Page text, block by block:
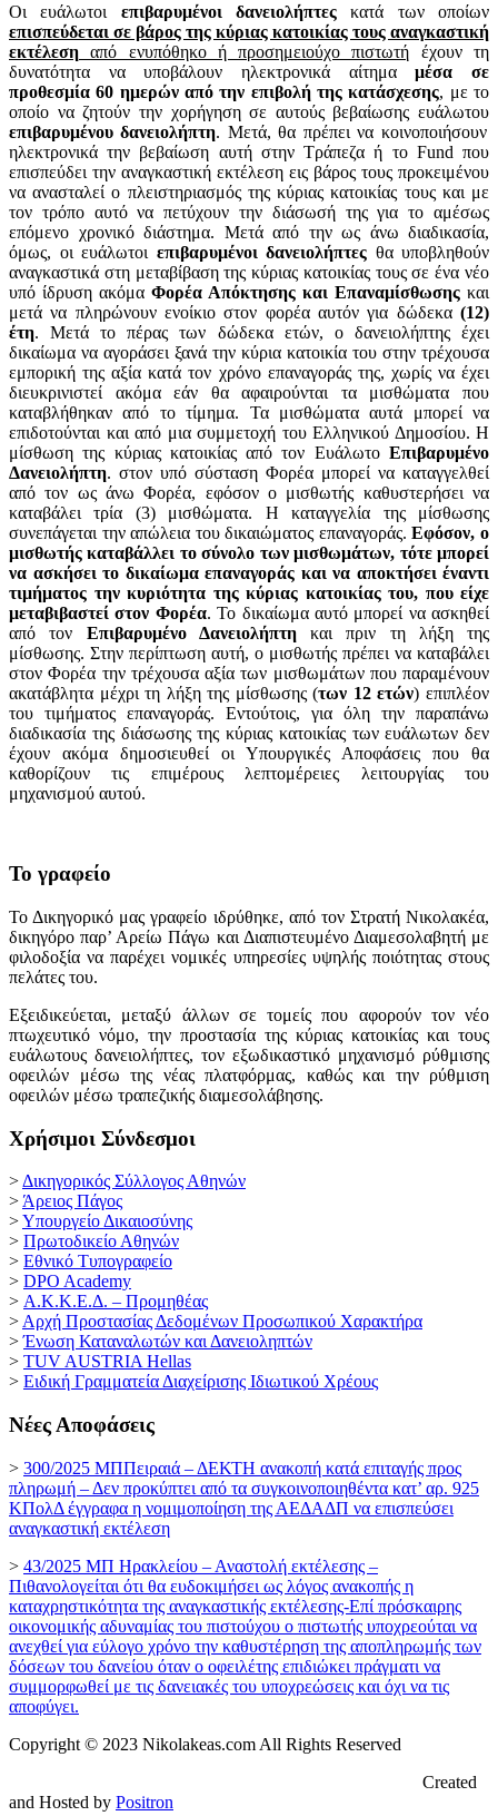
Οι ευάλωτοι επιβαρυμένοι δανειολήπτες κατά των οποίων
επισπεύδεται σε βάρος της κύριας κατοικίας τους αναγκαστική
εκτέλεση από ενυπόθηκο ή προσημειούχο πιστωτή έχουν τη
δυνατότητα να υποβάλουν ηλεκτρονικά αίτημαμέσα σε
προθεσμία 60 ημερών από την επιβολή της κατάσχεσης, με το
οποίο να ζητούν την χορήγηση σε αυτούς βεβαίωσης ευάλωτου
επιβαρυμένου δανειολήπτη. Μετά, θα πρέπει να κοινοποιήσουν
ηλεκτρονικά την βεβαίωση αυτή στην Τράπεζα ή το Fund που
επισπεύδει την αναγκαστική εκτέλεση εις βάρος τους προκειμένου
να ανασταλεί ο πλειστηριασμός της κύριας κατοικίας τους και με
τον τρόπο αυτό να πετύχουν την διάσωσή της για το αμέσως
επόμενο χρονικό διάστημα. Μετά από την ως άνω διαδικασία,
όμως, οι ευάλωτοι επιβαρυμένοι δανειολήπτες θα υποβληθούν
αναγκαστικά στη μεταβίβαση της κύριας κατοικίας τους σε ένα νέο
υπό ίδρυση ακόμα Φορέα Απόκτησης και Επαναμίσθωσης και
μετά να πληρώνουν ενοίκιο στον φορέα αυτόν για δώδεκα (12)
έτη. Μετά το πέρας των δώδεκα ετών, ο δανειολήπτης έχει
δικαίωμα να αγοράσει ξανά την κύρια κατοικία του στην τρέχουσα
εμπορική της αξία κατά τον χρόνο επαναγοράς της, χωρίς να έχει
διευκρινιστεί ακόμα εάν θα αφαιρούνται τα μισθώματα που
καταβλήθηκαν από το τίμημα. Τα μισθώματα αυτά μπορεί να
επιδοτούνται και από μια συμμετοχή του Ελληνικού Δημοσίου. Η
μίσθωση της κύριας κατοικίας από τον Ευάλωτο Επιβαρυμένο
Δανειολήπτη. στον υπό σύσταση Φορέα μπορεί να καταγγελθεί
από τον ως άνω Φορέα, εφόσον ο μισθωτής καθυστερήσει να
καταβάλει τρία (3) μισθώματα. Η καταγγελία της μίσθωσης
συνεπάγεται την απώλεια του δικαιώματος επαναγοράς.Εφόσον, ο
μισθωτής καταβάλλει το σύνολο των μισθωμάτων, τότε μπορεί
να ασκήσει το δικαίωμα επαναγοράς και να αποκτήσει έναντι
τιμήματος την κυριότητα της κύριας κατοικίας του, που είχε
μεταβιβαστεί στον Φορέα. Το δικαίωμα αυτό μπορεί να ασκηθεί
από τον Επιβαρυμένο Δανειολήπτηκαι πριν τη λήξη της
μίσθωσης. Στην περίπτωση αυτή, ο μισθωτής πρέπει να καταβάλει
στον Φορέα την τρέχουσα αξία των μισθωμάτων που παραμένουν
ακατάβλητα μέχρι τη λήξη της μίσθωσης (των 12 ετών) επιπλέον
του τιμήματος επαναγοράς. Εντούτοις, για όλη την παραπάνω
διαδικασία της διάσωσης της κύριας κατοικίας των ευάλωτων δεν
έχουν ακόμα δημοσιευθεί οι Υπουργικές Αποφάσεις που θα
καθορίζουν τις επιμέρους λεπτομέρειες λειτουργίας του
μηχανισμού αυτού.
Το γραφείο
Το Δικηγορικό μας γραφείο ιδρύθηκε, από τον Στρατή Νικολακέα,
δικηγόρο παρ’ Αρείω Πάγω και Διαπιστευμένο Διαμεσολαβητή με
φιλοδοξία να παρέχει νομικές υπηρεσίες υψηλής ποιότητας στους
πελάτες του.
Εξειδικεύεται, μεταξύ άλλων σε τομείς που αφορούν τον νέο
πτωχευτικό νόμο, την προστασία της κύριας κατοικίας και τους
ευάλωτους δανειολήπτες, τον εξωδικαστικό μηχανισμό ρύθμισης
οφειλών μέσω της νέας πλατφόρμας, καθώς και την ρύθμιση
οφειλών μέσω τραπεζικής διαμεσολάβησης.
Χρήσιμοι Σύνδεσμοι
> Δικηγορικός Σύλλογος Αθηνών
> Άρειος Πάγος
>Υπουργείο Δικαιοσύνης
> Πρωτοδικείο Αθηνών
> Εθνικό Τυπογραφείο
> DPO Academy
> Α.Κ.Κ.Ε.Δ. – Προμηθέας
> Αρχή Προστασίας Δεδομένων Προσωπικού Χαρακτήρα
>Ένωση Καταναλωτών και Δανειοληπτών
> TUV AUSTRIA Hellas
> Ειδική Γραμματεία Διαχείρισης Ιδιωτικού Χρέους
Νέες Αποφάσεις
> 300/2025 ΜΠΠειραιά – ΔΕΚΤΗ ανακοπή κατά επιταγής προς
πληρωμή – Δεν προκύπτει από τα συγκοινοποιηθέντα κατ’ αρ. 925
ΚΠολΔ έγγραφα η νομιμοποίηση της ΑΕΔΑΔΠ να επισπεύσει
αναγκαστική εκτέλεση
> 43/2025 ΜΠ Ηρακλείου – Αναστολή εκτέλεσης –
Πιθανολογείται ότι θα ευδοκιμήσει ως λόγος ανακοπής η
καταχρηστικότητα της αναγκαστικής εκτέλεσης-Επί πρόσκαιρης
οικονομικής αδυναμίας του πιστούχου ο πιστωτής υποχρεούται να
ανεχθεί για εύλογο χρόνο την καθυστέρηση της αποπληρωμής των
δόσεων του δανείου όταν ο οφειλέτης επιδιώκει πράγματι να
συμμορφωθεί με τις δανειακές του υποχρεώσεις και όχι να τις
αποφύγει.
Copyright © 2023 Nikolakeas.com All Rights Reserved
Created
and Hosted by Positron